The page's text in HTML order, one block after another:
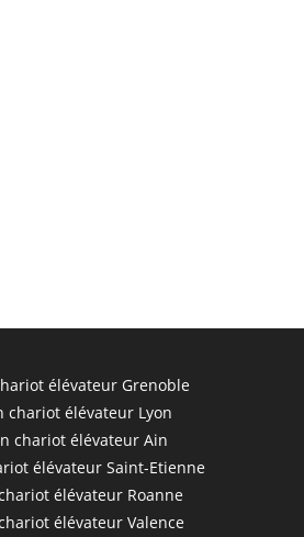
élévateur Grenoble
chariot élévateur Lyon
chariot élévateur Ain
élévateur Saint-Etienne
élévateur Roanne
élévateur Valence